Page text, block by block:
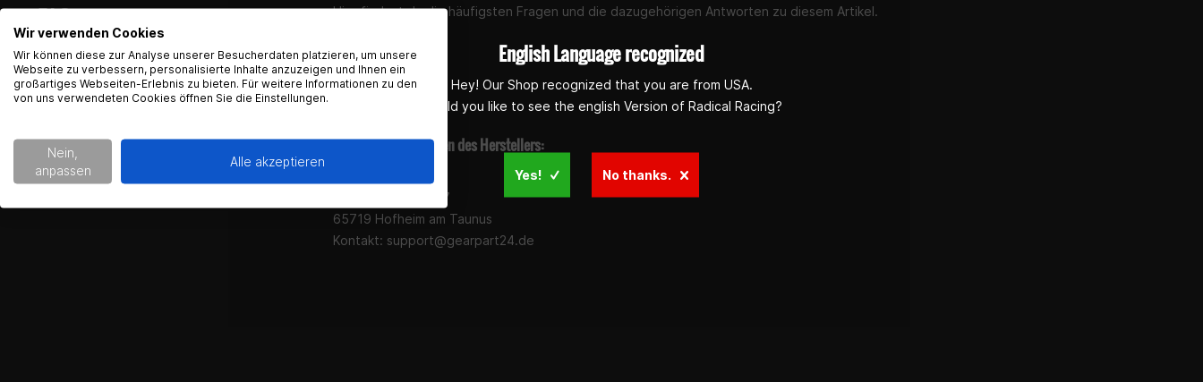
FAQ Hier findest du die häufigsten Fragen und die dazugehörigen Antworten zu diesem Artikel.
Kontaktinformationen des Herstellers:
Im Langgewann 5-7
65719 Hofheim am Taunus
Kontakt: support@gearpart24.de
English Language recognized
Hey! Our Shop recognized that you are from USA.
Would you like to see the english Version of Radical Racing?
Yes! No thanks.
Wir verwenden Cookies
Wir können diese zur Analyse unserer Besucherdaten platzieren, um unsere
Webseite zu verbessern, personalisierte Inhalte anzuzeigen und Ihnen ein
großartiges Webseiten-Erlebnis zu bieten. Für weitere Informationen zu den
von uns verwendeten Cookies öffnen Sie die Einstellungen.
Nein,
anpassen
Alle akzeptieren